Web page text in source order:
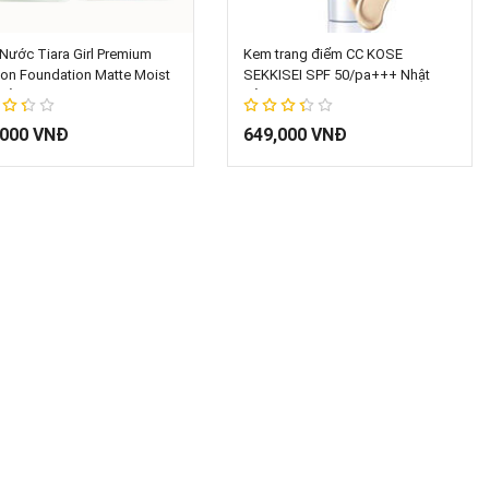
Tiara Girl Premium
Foundation Matte Moist
13g
VNĐ
Kem trang điểm CC KOSE
SEKKISEI SPF 50/pa+++ Nhật
Bản 26ml
67%
649,000 VNĐ
Thêm vào giỏ hàng